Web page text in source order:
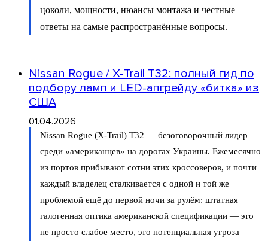
цоколи, мощности, нюансы монтажа и честные
ответы на самые распространённые вопросы.
Nissan Rogue / X-Trail T32: полный гид по
подбору ламп и LED-апгрейду «битка» из
США
01.04.2026
Nissan Rogue (X-Trail) T32 — безоговорочный лидер
среди «американцев» на дорогах Украины. Ежемесячно
из портов прибывают сотни этих кроссоверов, и почти
каждый владелец сталкивается с одной и той же
проблемой ещё до первой ночи за рулём: штатная
галогенная оптика американской спецификации — это
не просто слабое место, это потенциальная угроза